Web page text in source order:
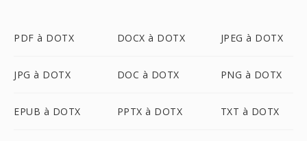
PDF à DOTX DOCX à DOTX JPEG à DOTX
JPG à DOTX DOC à DOTX PNG à DOTX
EPUB à DOTX PPTX à DOTX TXT à DOTX